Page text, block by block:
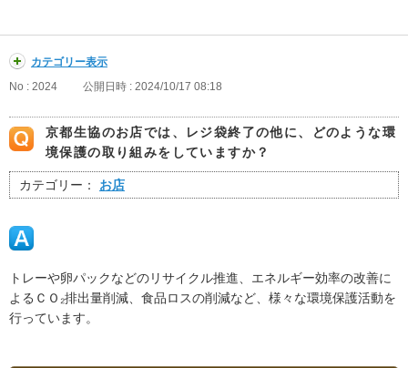
カテゴリー表示
No : 2024
公開日時 : 2024/10/17 08:18
京都生協のお店では、レジ袋終了の他に、どのような環
境保護の取り組みをしていますか？
カテゴリー： お店
トレーや卵パックなどのリサイクル推進、エネルギー効率の改善に
よるＣＯ₂排出量削減、食品ロスの削減など、様々な環境保護活動を
行っています。